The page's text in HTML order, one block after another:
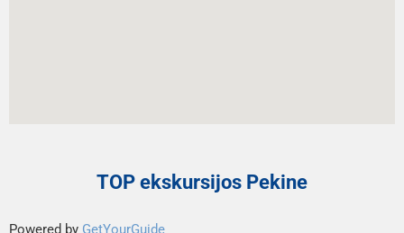
TOP ekskursijos Pekine
Powered by GetYourGuide